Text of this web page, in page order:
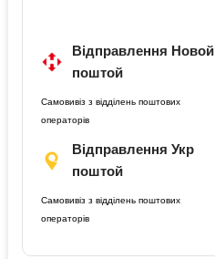
Відправлення Новой
поштой
Самовивіз з відділень поштових
операторів
Відправлення Укр
поштой
Самовивіз з відділень поштових
операторів